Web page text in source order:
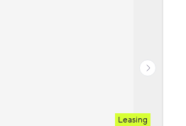
Leasing